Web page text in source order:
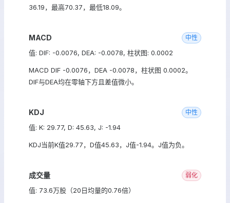
36.19，最高70.37，最低18.09。
MACD 中性
值: DIF: -0.0076, DEA: -0.0078, 柱状图: 0.0002
MACD DIF -0.0076，DEA -0.0078，柱状图 0.0002。
DIF与DEA均在零轴下方且差值微小。
KDJ 中性
值: K: 29.77, D: 45.63, J: -1.94
KDJ当前K值29.77，D值45.63，J值-1.94。J值为负。
成交量 弱化
值: 73.6万股（20日均量的0.76倍）